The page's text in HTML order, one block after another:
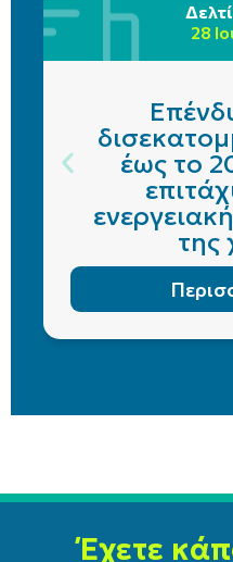
28
έως το
της
Έχετε